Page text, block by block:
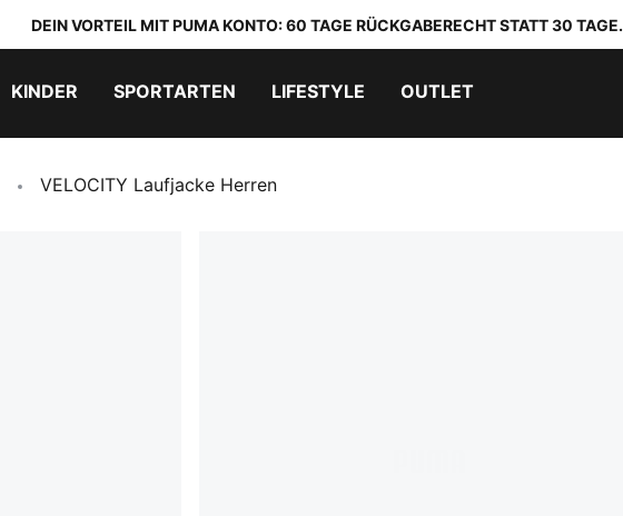
DEIN VORTEIL MIT PUMA KONTO: 60 TAGE RÜCKGABERECHT STATT 30 TAGE.
KINDER SPORTARTEN LIFESTYLE OUTLET
VELOCITY Laufjacke Herren